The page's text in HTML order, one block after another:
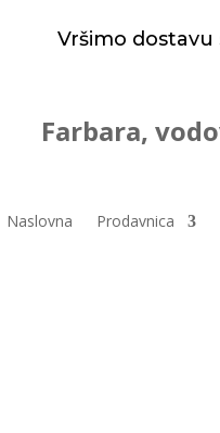
Vršimo
Farbara,
Naslovna Prodavnica